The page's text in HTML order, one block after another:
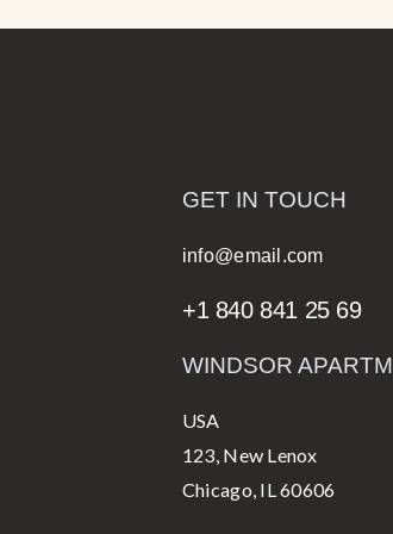
GET IN TOUCH
info@email.com
+1 840 841 25 69
WINDSOR
USA
123, New Lenox
Chicago, IL 60606